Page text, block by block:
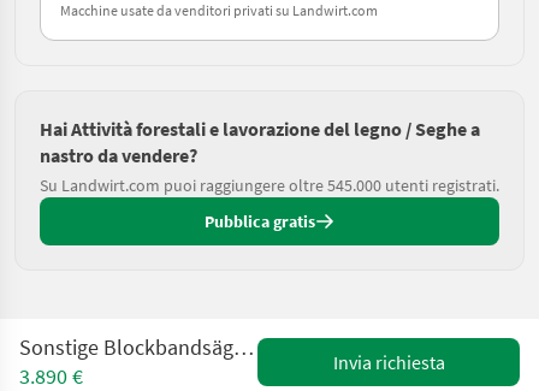
Macchine usate da venditori privati su Landwirt.com
Hai Attività forestali e lavorazione del legno / Seghe a
nastro da vendere?
Su Landwirt.com puoi raggiungere oltre 545.000 utenti registrati.
Pubblica gratis
Sonstige Blockbandsäge Hauslhof CTR550 gebraucht
3.890 €
Invia richiesta